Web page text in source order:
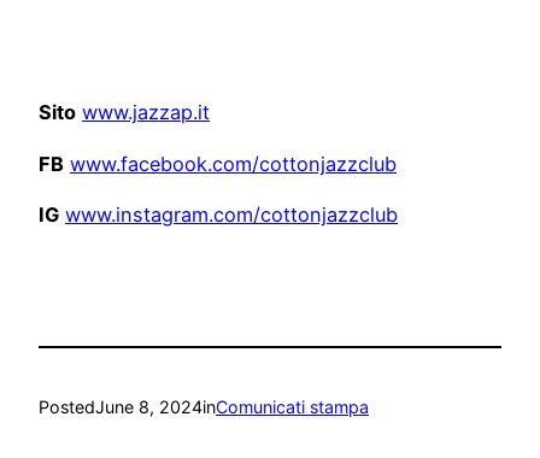
Sito www.jazzap.it
FB www.facebook.com/cottonjazzclub
IG www.instagram.com/cottonjazzclub
PostedJune 8, 2024inComunicati stampa